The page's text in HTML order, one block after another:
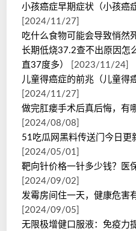
小孩癌症早期症状（小孩癌
[2024/11/27]
吃什么食物可能会导致悄然
长期低烧37.2查不出原因怎
直37度多）
[2023/11/24]
儿童得癌症的前兆（儿童得
[2024/11/27]
做完肛瘘手术后真后悔，有
[2024/08/08]
51吃瓜网黑料传送门今日更
[2024/05/01]
靶向针价格一针多少钱？医
[2024/09/02]
发霉房间住一天，健康危害
[2024/09/05]
无限极增健口服液：免疫力